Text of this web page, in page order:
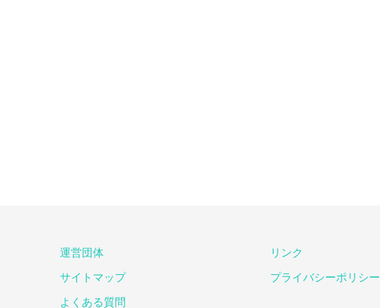
運営団体
サイトマップ
よくある質問
リンク
プライバシーポリシー